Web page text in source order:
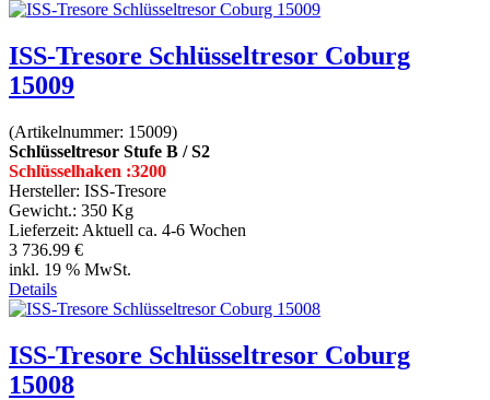
ISS-Tresore Schlüsseltresor Coburg
15009
(Artikelnummer: 15009)
Schlüsseltresor Stufe B / S2
Schlüsselhaken :3200
Hersteller: ISS-Tresore
Gewicht.: 350 Kg
Lieferzeit: Aktuell ca. 4-6 Wochen
3 736.99 €
inkl. 19 % MwSt.
Details
ISS-Tresore Schlüsseltresor Coburg
15008